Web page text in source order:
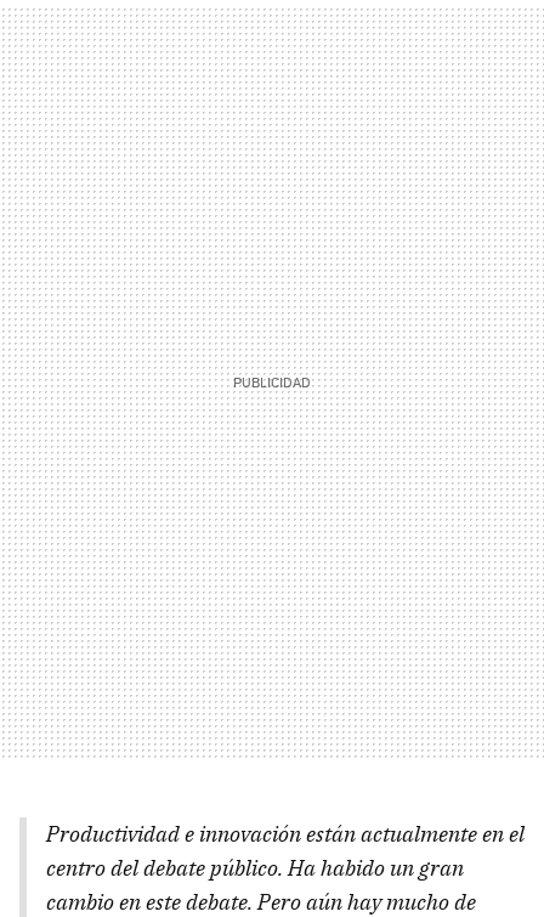
Productividad e innovación están actualmente en el
centro del debate público. Ha habido un gran
cambio en este debate. Pero aún hay mucho de